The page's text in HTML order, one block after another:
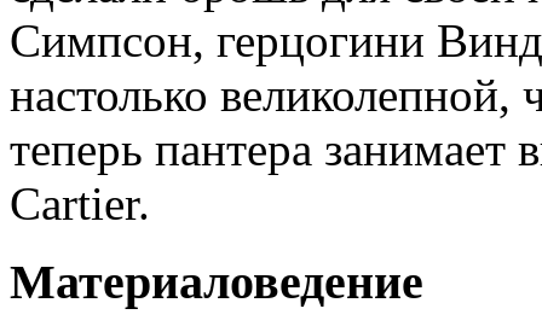
Симпсон, герцогини
настолько великолепной,
теперь пантера занимает
Cartier.
Материаловедение